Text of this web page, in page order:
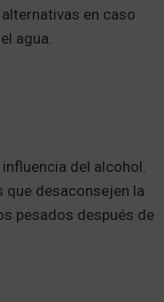
en caso
agua.
del alcohol.
desaconsejen la
pesados después de